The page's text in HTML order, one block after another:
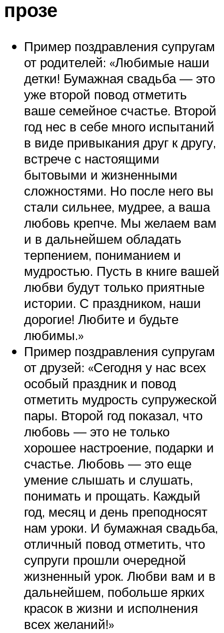
прозе
Пример поздравления супругам
от родителей: «Любимые наши
детки! Бумажная свадьба — это
уже второй повод отметить
ваше семейное счастье. Второй
год нес в себе много испытаний
в виде привыкания друг к другу,
встрече с настоящими
бытовыми и жизненными
сложностями. Но после него вы
стали сильнее, мудрее, а ваша
любовь крепче. Мы желаем вам
и в дальнейшем обладать
терпением, пониманием и
мудростью. Пусть в книге вашей
любви будут только приятные
истории. С праздником, наши
дорогие! Любите и будьте
любимы.»
Пример поздравления супругам
от друзей: «Сегодня у нас всех
особый праздник и повод
отметить мудрость супружеской
пары. Второй год показал, что
любовь — это не только
хорошее настроение, подарки и
счастье. Любовь — это еще
умение слышать и слушать,
понимать и прощать. Каждый
год, месяц и день преподносят
нам уроки. И бумажная свадьба,
отличный повод отметить, что
супруги прошли очередной
жизненный урок. Любви вам и в
дальнейшем, побольше ярких
красок в жизни и исполнения
всех желаний!»